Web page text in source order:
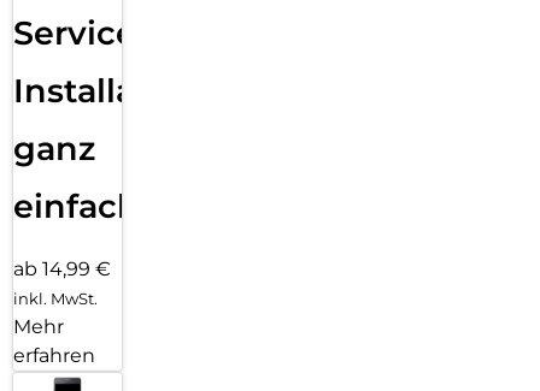
Services
Installation
ganz
einfach
ab 14,99 €
inkl. MwSt.
Mehr
erfahren